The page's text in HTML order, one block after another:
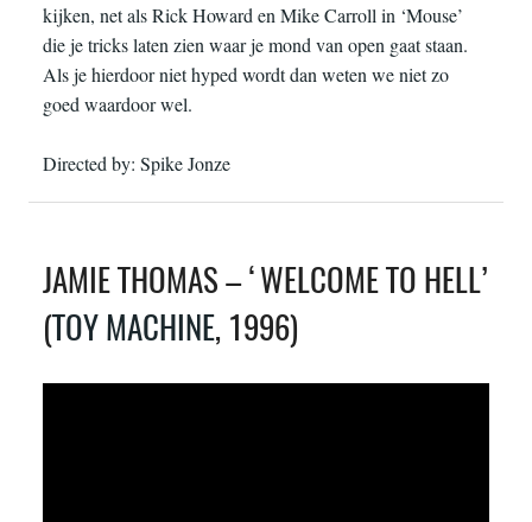
kijken, net als Rick Howard en Mike Carroll in ‘Mouse’
die je tricks laten zien waar je mond van open gaat staan.
Als je hierdoor niet hyped wordt dan weten we niet zo
goed waardoor wel.
Directed by: Spike Jonze
JAMIE THOMAS – ‘WELCOME TO HELL’
(TOY MACHINE, 1996)